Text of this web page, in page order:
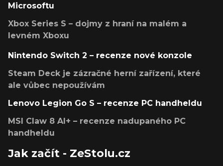
Microsoftu
Xbox Series S – dojmy z hraní na malém a
levném Xboxu
Nintendo Switch 2 – recenze nové konzole
Steam Deck je zázračné herní zařízení, které
ale vůbec nepoužívám
Lenovo Legion Go S – recenze PC handheldu
MSI Claw 8 AI+ – recenze nadupaného PC
handheldu
Jak začít - ZeStolu.cz